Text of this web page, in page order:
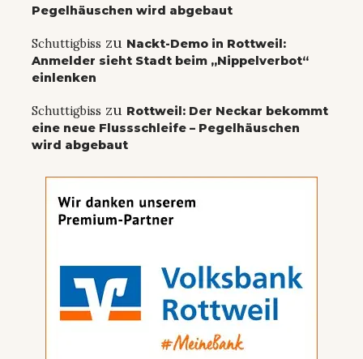
Pegelhäuschen wird abgebaut
Schuttigbiss zu Nackt-Demo in Rottweil:
Anmelder sieht Stadt beim „Nippelverbot“
einlenken
Schuttigbiss zu Rottweil: Der Neckar bekommt
eine neue Flussschleife – Pegelhäuschen
wird abgebaut